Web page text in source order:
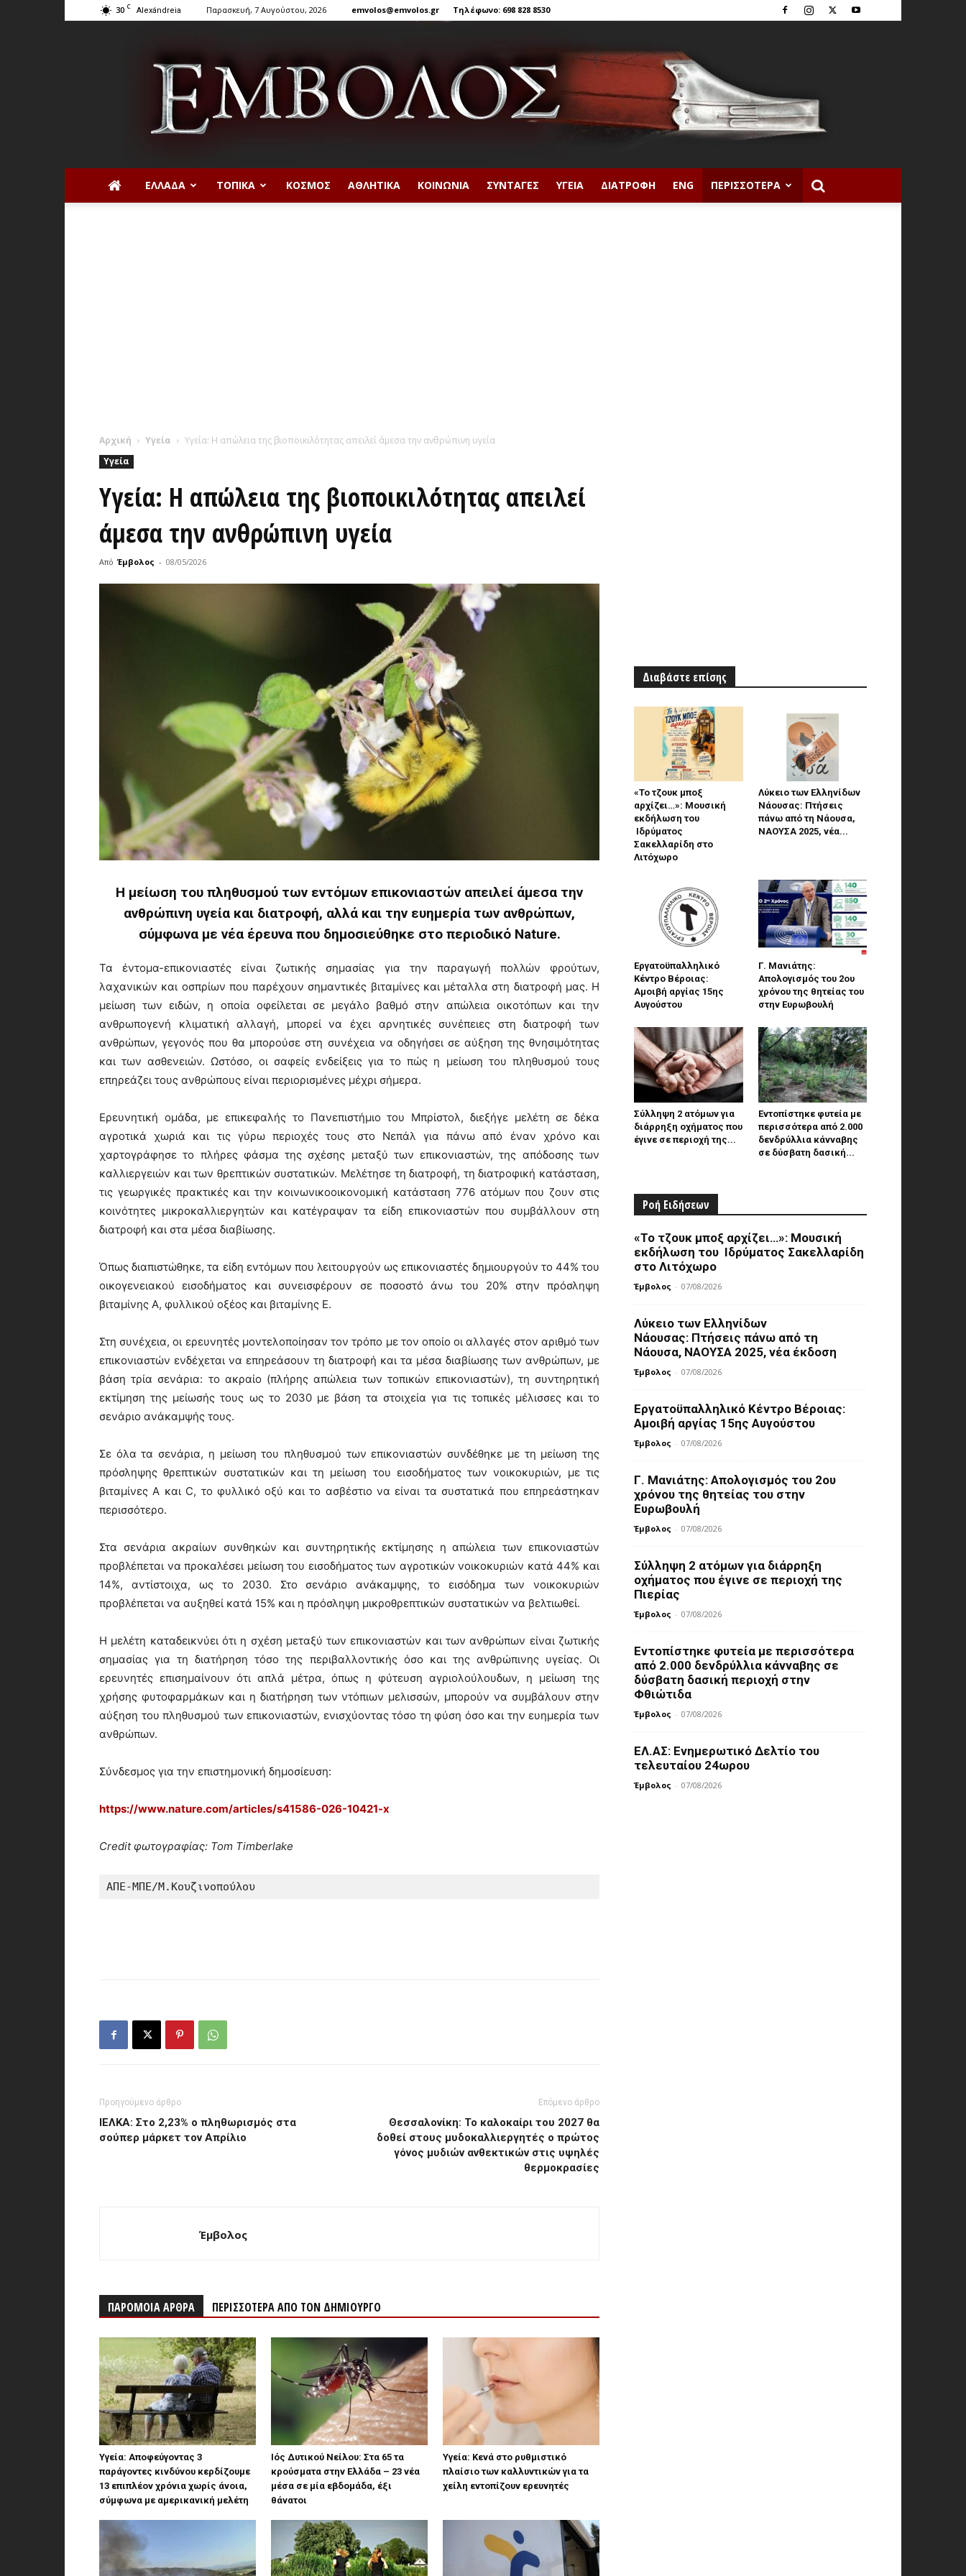
30 C Alexándreia Παρασκευή, 7 Αυγούστου, 2026 emvolos@emvolos.gr Τηλέφωνο: 698 828 8530
ΕΛΛΆΔΑ ΤΟΠΙΚΆ ΚΌΣΜΟΣ ΑΘΛΗΤΙΚΆ ΚΟΙΝΩΝΊΑ ΣΥΝΤΑΓΈΣ ΥΓΕΊΑ ΔΙΑΤΡΟΦΉ ENG ΠΕΡΙΣΣΌΤΕΡΑ
Αρχική Υγεία
Υγεία: Η απώλεια της βιοποικιλότητας απειλεί άμεσα την ανθρώπινη υγεία
Υγεία
Υγεία: Η απώλεια της βιοποικιλότητας απειλεί
άμεσα την ανθρώπινη υγεία
Από Έμβολος - 08/05/2026
Η μείωση του πληθυσμού των εντόμων επικονιαστών απειλεί άμεσα την
ανθρώπινη υγεία και διατροφή, αλλά και την ευημερία των ανθρώπων,
σύμφωνα με νέα έρευνα που δημοσιεύθηκε στο περιοδικό Nature.
Τα έντομα-επικονιαστές είναι ζωτικής σημασίας για την παραγωγή πολλών φρούτων,
λαχανικών και οσπρίων που παρέχουν σημαντικές βιταμίνες και μέταλλα στη διατροφή μας. Η
μείωση των ειδών, η οποία οφείλεται σε μεγάλο βαθμό στην απώλεια οικοτόπων και την
ανθρωπογενή κλιματική αλλαγή, μπορεί να έχει αρνητικές συνέπειες στη διατροφή των
ανθρώπων, γεγονός που θα μπορούσε στη συνέχεια να οδηγήσει σε αύξηση της θνησιμότητας
και των ασθενειών. Ωστόσο, οι σαφείς ενδείξεις για το πώς η μείωση του πληθυσμού τους
επηρεάζει τους ανθρώπους είναι περιορισμένες μέχρι σήμερα.
Ερευνητική ομάδα, με επικεφαλής το Πανεπιστήμιο του Μπρίστολ, διεξήγε μελέτη σε δέκα
αγροτικά χωριά και τις γύρω περιοχές τους στο Νεπάλ για πάνω από έναν χρόνο και
χαρτογράφησε το πλήρες φάσμα της σχέσης μεταξύ των επικονιαστών, της απόδοσης των
καλλιεργειών και των θρεπτικών συστατικών. Μελέτησε τη διατροφή, τη διατροφική κατάσταση,
τις γεωργικές πρακτικές και την κοινωνικοοικονομική κατάσταση 776 ατόμων που ζουν στις
κοινότητες μικροκαλλιεργητών και κατέγραψαν τα είδη επικονιαστών που συμβάλλουν στη
διατροφή και στα μέσα διαβίωσης.
Όπως διαπιστώθηκε, τα είδη εντόμων που λειτουργούν ως επικονιαστές δημιουργούν το 44% του
οικογενειακού εισοδήματος και συνεισφέρουν σε ποσοστό άνω του 20% στην πρόσληψη
βιταμίνης Α, φυλλικού οξέος και βιταμίνης Ε.
Στη συνέχεια, οι ερευνητές μοντελοποίησαν τον τρόπο με τον οποίο οι αλλαγές στον αριθμό των
επικονιαστών ενδέχεται να επηρεάσουν τη διατροφή και τα μέσα διαβίωσης των ανθρώπων, με
βάση τρία σενάρια: το ακραίο (πλήρης απώλεια των τοπικών επικονιαστών), τη συντηρητική
εκτίμηση της μείωσής τους ως το 2030 με βάση τα στοιχεία για τις τοπικές μέλισσες και το
σενάριο ανάκαμψής τους.
Σε όλα τα σενάρια, η μείωση του πληθυσμού των επικονιαστών συνδέθηκε με τη μείωση της
πρόσληψης θρεπτικών συστατικών και τη μείωση του εισοδήματος των νοικοκυριών, με τις
βιταμίνες A και C, το φυλλικό οξύ και το ασβέστιο να είναι τα συστατικά που επηρεάστηκαν
περισσότερο.
Στα σενάρια ακραίων συνθηκών και συντηρητικής εκτίμησης η απώλεια των επικονιαστών
προβλέπεται να προκαλέσει μείωση του εισοδήματος των αγροτικών νοικοκυριών κατά 44% και
14%, αντίστοιχα, ως το 2030. Στο σενάριο ανάκαμψης, το εισόδημα των νοικοκυριών
προβλέπεται να αυξηθεί κατά 15% και η πρόσληψη μικροθρεπτικών συστατικών να βελτιωθεί.
Η μελέτη καταδεικνύει ότι η σχέση μεταξύ των επικονιαστών και των ανθρώπων είναι ζωτικής
σημασίας για τη διατήρηση τόσο της περιβαλλοντικής όσο και της ανθρώπινης υγείας. Οι
ερευνητές επισημαίνουν ότι απλά μέτρα, όπως η φύτευση αγριολούλουδων, η μείωση της
χρήσης φυτοφαρμάκων και η διατήρηση των ντόπιων μελισσών, μπορούν να συμβάλουν στην
αύξηση του πληθυσμού των επικονιαστών, ενισχύοντας τόσο τη φύση όσο και την ευημερία των
ανθρώπων.
Σύνδεσμος για την επιστημονική δημοσίευση:
https://www.nature.com/articles/s41586-026-10421-x
Credit φωτογραφίας: Tom Timberlake
ΑΠΕ-ΜΠΕ/Μ.Κουζινοπούλου
Προηγούμενο άρθρο
ΙΕΛΚΑ: Στο 2,23% ο πληθωρισμός στα
σούπερ μάρκετ τον Απρίλιο
Επόμενο άρθρο
Θεσσαλονίκη: Το καλοκαίρι του 2027 θα
δοθεί στους μυδοκαλλιεργητές ο πρώτος
γόνος μυδιών ανθεκτικών στις υψηλές
θερμοκρασίες
Έμβολος
ΠΑΡΟΜΟΙΑ ΑΡΘΡΑ ΠΕΡΙΣΣΟΤΕΡΑ ΑΠΟ ΤΟΝ ΔΗΜΙΟΥΡΓΟ
Υγεία: Αποφεύγοντας 3
παράγοντες κινδύνου κερδίζουμε
13 επιπλέον χρόνια χωρίς άνοια,
σύμφωνα με αμερικανική μελέτη
Ιός Δυτικού Νείλου: Στα 65 τα
κρούσματα στην Ελλάδα – 23 νέα
μέσα σε μία εβδομάδα, έξι
θάνατοι
Υγεία: Κενά στο ρυθμιστικό
πλαίσιο των καλλυντικών για τα
χείλη εντοπίζουν ερευνητές
Διαβάστε επίσης
«Το τζουκ μπoξ
αρχίζει…»: Μουσική
εκδήλωση του
Ιδρύματος
Σακελλαρίδη στο
Λιτόχωρο
Λύκειο των Ελληνίδων
Νάουσας: Πτήσεις
πάνω από τη Νάουσα,
ΝΑΟΥΣΑ 2025, νέα...
Εργατοϋπαλληλικό
Κέντρο Βέροιας:
Αμοιβή αργίας 15ης
Αυγούστου
Γ. Μανιάτης:
Aπολογισμός του 2ου
χρόνου της θητείας του
στην Ευρωβουλή
Σύλληψη 2 ατόμων για
διάρρηξη οχήματος που
έγινε σε περιοχή της...
Εντοπίστηκε φυτεία με
περισσότερα από 2.000
δενδρύλλια κάνναβης
σε δύσβατη δασική...
Ροή Ειδήσεων
«Το τζουκ μπoξ αρχίζει…»: Μουσική
εκδήλωση του Ιδρύματος Σακελλαρίδη
στο Λιτόχωρο
Έμβολος - 07/08/2026
Λύκειο των Ελληνίδων
Νάουσας: Πτήσεις πάνω από τη
Νάουσα, ΝΑΟΥΣΑ 2025, νέα έκδοση
Έμβολος - 07/08/2026
Εργατοϋπαλληλικό Κέντρο Βέροιας:
Αμοιβή αργίας 15ης Αυγούστου
Έμβολος - 07/08/2026
Γ. Μανιάτης: Aπολογισμός του 2ου
χρόνου της θητείας του στην
Ευρωβουλή
Έμβολος - 07/08/2026
Σύλληψη 2 ατόμων για διάρρηξη
οχήματος που έγινε σε περιοχή της
Πιερίας
Έμβολος - 07/08/2026
Εντοπίστηκε φυτεία με περισσότερα
από 2.000 δενδρύλλια κάνναβης σε
δύσβατη δασική περιοχή στην
Φθιώτιδα
Έμβολος - 07/08/2026
ΕΛ.ΑΣ: Ενημερωτικό Δελτίο του
τελευταίου 24ωρου
Έμβολος - 07/08/2026